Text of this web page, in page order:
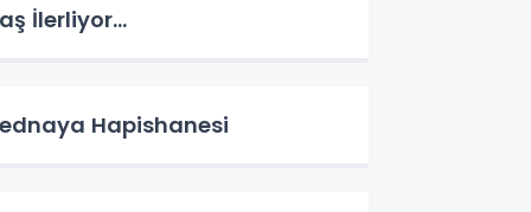
İlerliyor…
Hapishanesi